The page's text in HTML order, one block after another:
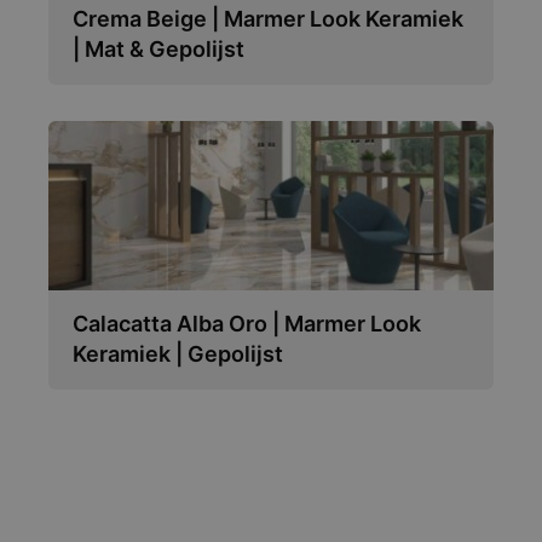
Crema Beige | Marmer Look Keramiek
| Mat & Gepolijst
Calacatta Alba Oro | Marmer Look
Keramiek | Gepolijst